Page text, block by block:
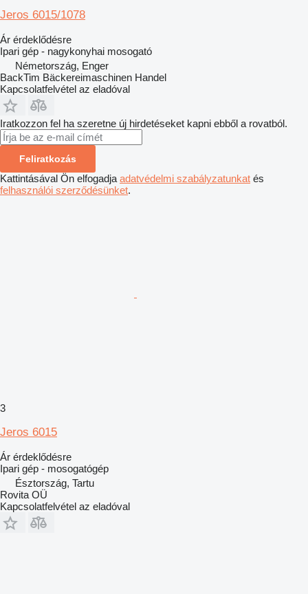
Jeros 6015/1078
Ár érdeklődésre
Ipari gép - nagykonyhai mosogató
Németország, Enger
BackTim Bäckereimaschinen Handel
Kapcsolatfelvétel az eladóval
Iratkozzon fel ha szeretne új hirdetéseket kapni ebből a rovatból.
Feliratkozás
Kattintásával Ön elfogadja adatvédelmi szabályzatunkat és
felhasználói szerződésünket.
3
Jeros 6015
Ár érdeklődésre
Ipari gép - mosogatógép
Észtország, Tartu
Rovita OÜ
Kapcsolatfelvétel az eladóval